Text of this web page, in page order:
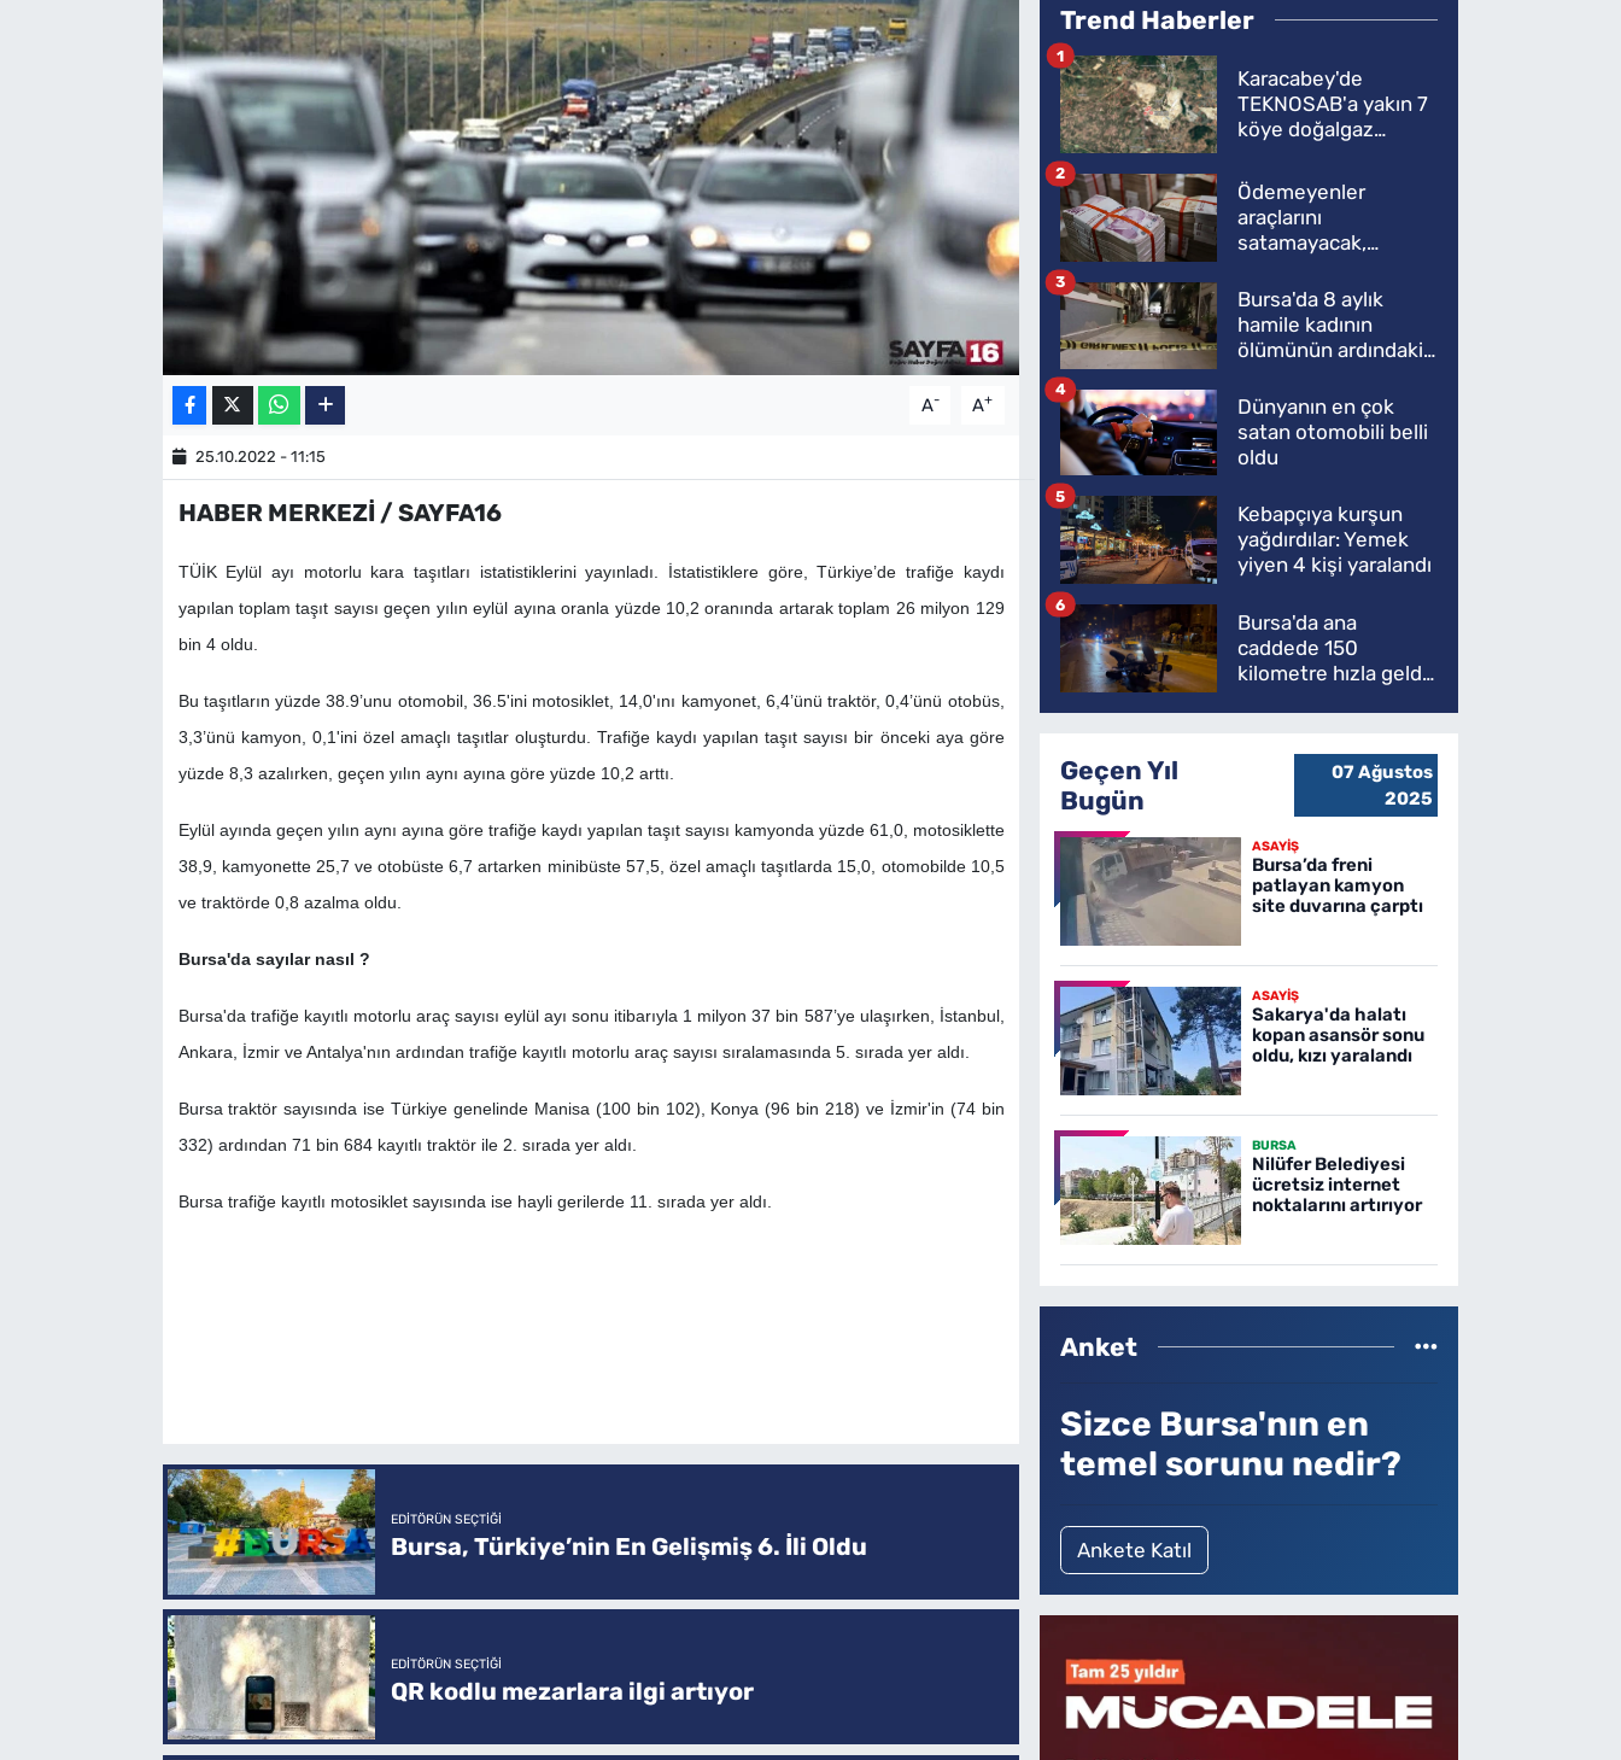
A- A+
25.10.2022 - 11:15
HABER MERKEZİ / SAYFA16
TÜİK Eylül ayı motorlu kara taşıtları istatistiklerini yayınladı. İstatistiklere göre, Türkiye’de trafiğe kaydı
yapılan toplam taşıt sayısı geçen yılın eylül ayına oranla yüzde 10,2 oranında artarak toplam 26 milyon 129
bin 4 oldu.
Bu taşıtların yüzde 38.9’unu otomobil, 36.5'ini motosiklet, 14,0'ını kamyonet, 6,4’ünü traktör, 0,4’ünü otobüs,
3,3’ünü kamyon, 0,1'ini özel amaçlı taşıtlar oluşturdu. Trafiğe kaydı yapılan taşıt sayısı bir önceki aya göre
yüzde 8,3 azalırken, geçen yılın aynı ayına göre yüzde 10,2 arttı.
Eylül ayında geçen yılın aynı ayına göre trafiğe kaydı yapılan taşıt sayısı kamyonda yüzde 61,0, motosiklette
38,9, kamyonette 25,7 ve otobüste 6,7 artarken minibüste 57,5, özel amaçlı taşıtlarda 15,0, otomobilde 10,5
ve traktörde 0,8 azalma oldu.
Bursa'da sayılar nasıl ?
Bursa'da trafiğe kayıtlı motorlu araç sayısı eylül ayı sonu itibarıyla 1 milyon 37 bin 587’ye ulaşırken, İstanbul,
Ankara, İzmir ve Antalya'nın ardından trafiğe kayıtlı motorlu araç sayısı sıralamasında 5. sırada yer aldı.
Bursa traktör sayısında ise Türkiye genelinde Manisa (100 bin 102), Konya (96 bin 218) ve İzmir'in (74 bin
332) ardından 71 bin 684 kayıtlı traktör ile 2. sırada yer aldı.
Bursa trafiğe kayıtlı motosiklet sayısında ise hayli gerilerde 11. sırada yer aldı.
EDITÖRÜN SEÇTIĞI
Bursa, Türkiye’nin En Gelişmiş 6. İli Oldu
EDITÖRÜN SEÇTIĞI
QR kodlu mezarlara ilgi artıyor
Trend Haberler
Karacabey'de
TEKNOSAB'a yakın 7
köye doğalgaz
1
Ödemeyenler
araçlarını
satamayacak,
2
Bursa'da 8 aylık
hamile kadının
ölümünün ardındaki
3
Dünyanın en çok
satan otomobili belli
oldu
4
Kebapçıya kurşun
yağdırdılar: Yemek
yiyen 4 kişi yaralandı
5
Bursa'da ana
caddede 150
kilometre hızla geldi,
6
Geçen Yıl
Bugün
07 Ağustos
2025
ASAYİŞ
Bursa’da freni
patlayan kamyon
site duvarına çarptı
ASAYİŞ
Sakarya'da halatı
kopan asansör sonu
oldu, kızı yaralandı
BURSA
Nilüfer Belediyesi
ücretsiz internet
noktalarını artırıyor
Anket
Sizce Bursa'nın en
temel sorunu nedir?
Ankete Katıl
TV REHBERİ